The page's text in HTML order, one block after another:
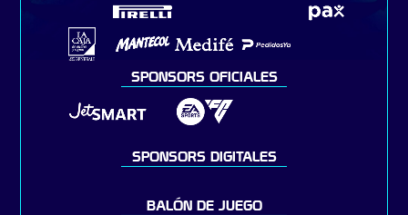
SPONSORS OFICIALES
SPONSORS DIGITALES
BALÓN DE JUEGO